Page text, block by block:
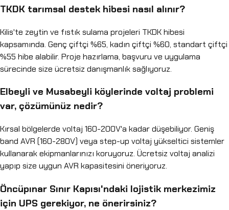
TKDK tarımsal destek hibesi nasıl alınır?
Kilis'te zeytin ve fıstık sulama projeleri TKDK hibesi
kapsamında. Genç çiftçi %65, kadın çiftçi %60, standart çiftçi
%55 hibe alabilir. Proje hazırlama, başvuru ve uygulama
sürecinde size ücretsiz danışmanlık sağlıyoruz.
Elbeyli ve Musabeyli köylerinde voltaj problemi
var, çözümünüz nedir?
Kırsal bölgelerde voltaj 160-200V'a kadar düşebiliyor. Geniş
band AVR (160-280V) veya step-up voltaj yükseltici sistemler
kullanarak ekipmanlarınızı koruyoruz. Ücretsiz voltaj analizi
yapıp size uygun AVR kapasitesini öneriyoruz.
Öncüpınar Sınır Kapısı'ndaki lojistik merkezimiz
için UPS gerekiyor, ne önerirsiniz?